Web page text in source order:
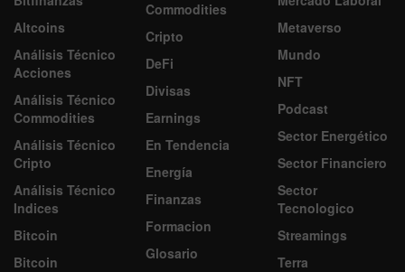
Altcoins
Análisis Técnico
Acciones
Análisis Técnico
Commodities
Análisis Técnico
Cripto
Análisis Técnico
Indices
Bitcoin
Bitcoin
Commodities
Cripto
DeFi
Divisas
Earnings
En Tendencia
Energía
Finanzas
Formacion
Glosario
Metaverso
Mundo
NFT
Podcast
Sector Energético
Sector Financiero
Sector
Tecnologico
Streamings
Terra